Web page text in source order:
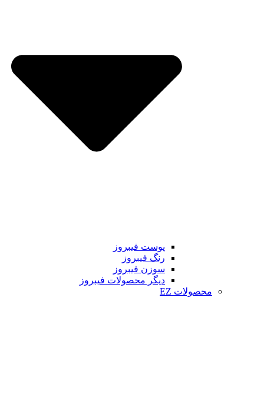
پوست فیبروز
رنگ فیبروز
سوزن فیبروز
دیگر محصولات فیبروز
محصولات EZ